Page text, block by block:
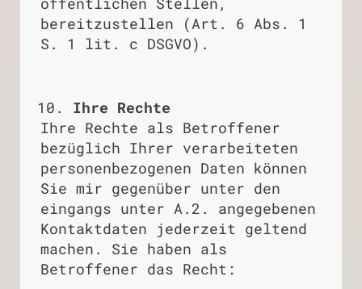
bereitzustellen (Art. 6 Abs. 1
S. 1 lit. c DSGVO).
Ihre Rechte
Ihre Rechte als Betroffener
bezüglich Ihrer verarbeiteten
personenbezogenen Daten können
Sie mir gegenüber unter den
eingangs unter A.2. angegebenen
Kontaktdaten jederzeit geltend
machen. Sie haben als
Betroffener das Recht: